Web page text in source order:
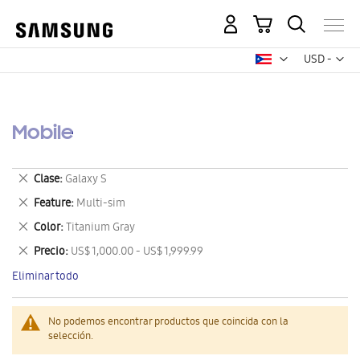
USD -
dólar
Mi carrito
Mobile
No podemos encontrar productos que coincida con la
selección.
Clase Galaxy S
Eliminar
este
artículo
Feature Multi-sim
Eliminar
este
artículo
Color Titanium Gray
Eliminar
este
artículo
Precio US$ 1,000.00 - US$ 1,999.99
Eliminar
este
artículo
Eliminar todo